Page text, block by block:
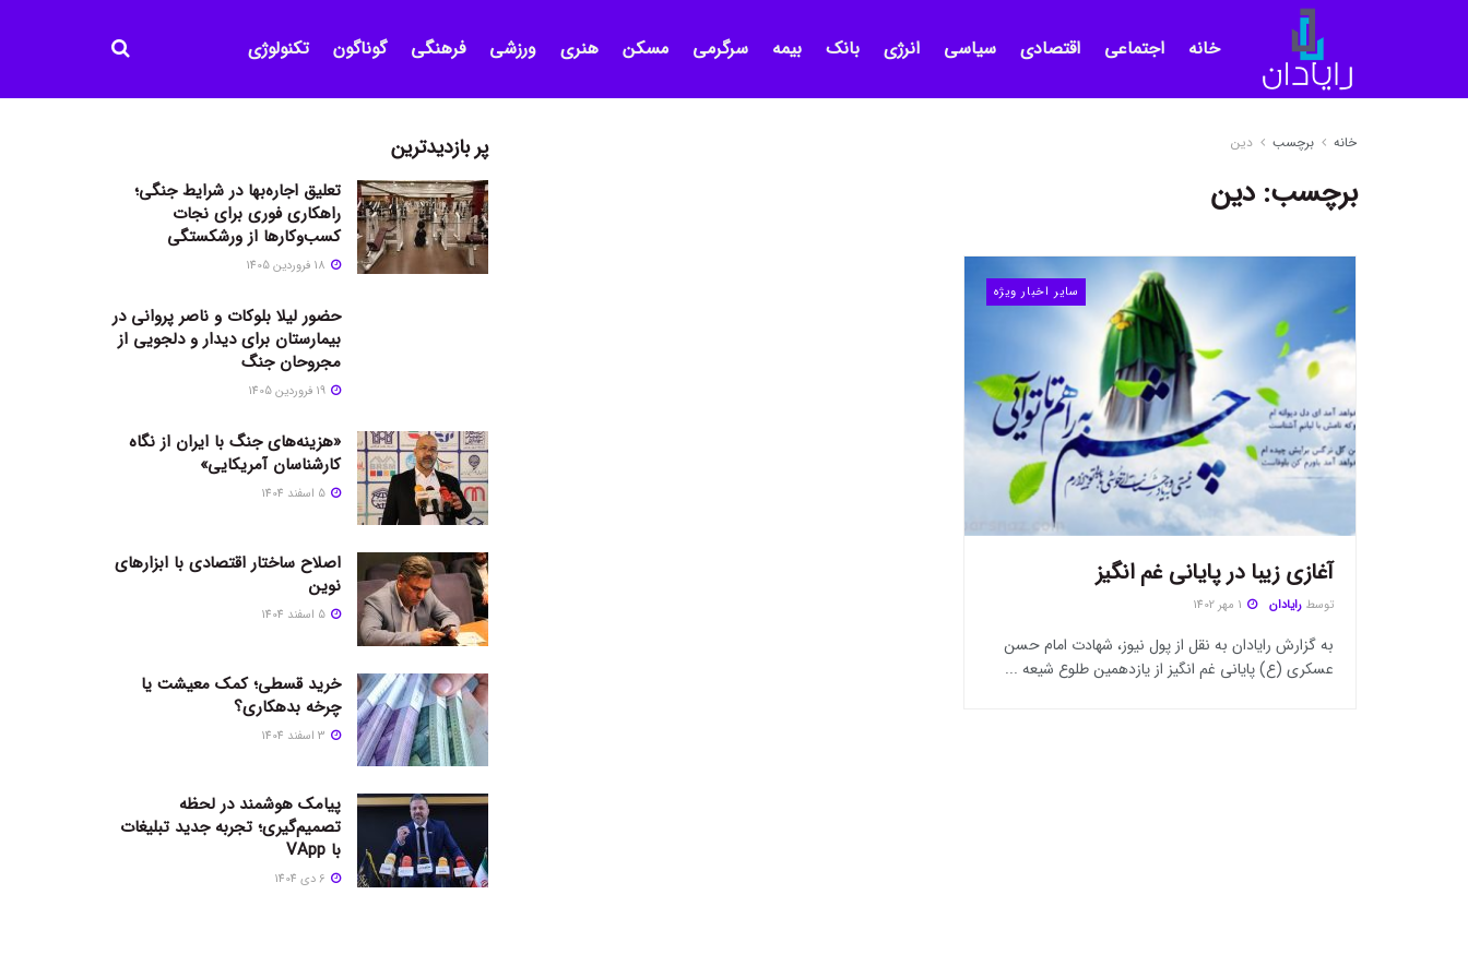
خانه اجتماعی اقتصادی سیاسی انرژی بانک بیمه سرگرمی مسکن هنری ورزشی فرهنگی گوناگون تکنولوژی
خانه برچسب دین
برچسب:دین
سایر اخبار ویژه
آغازی زیبا در پایانی غم انگیز
توسط رایادان
به گزارش رایادان به نقل از پول نیوز، شهادت امام حسن
عسکری (ع) پایانی غم انگیز از یازدهمین طلوع شیعه ...
پر بازدیدترین
تعلیق اجاره‌بها در شرایط جنگی؛
راهکاری فوری برای نجات
کسب‌وکارها از ورشکستگی
حضور لیلا بلوکات و ناصر پروانی در
بیمارستان برای دیدار و دلجویی از
مجروحان جنگ
«هزینه‌های جنگ با ایران از نگاه
کارشناسان آمریکایی»
اصلاح ساختار اقتصادی با ابزارهای
نوین
خرید قسطی؛ کمک معیشت یا
چرخه بدهکاری؟
پیامک هوشمند در لحظه
تصمیم‌گیری؛ تجربه جدید تبلیغات
با VApp